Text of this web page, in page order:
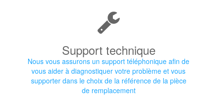
Support technique
Nous vous assurons un support téléphonique afin de
vous aider à diagnostiquer votre problème et vous
supporter dans le choix de la référence de la pièce
de remplacement